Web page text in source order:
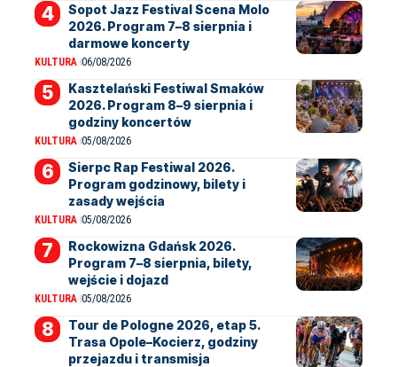
Sopot Jazz Festival Scena Molo
2026. Program 7–8 sierpnia i
darmowe koncerty
KULTURA 06/08/2026
Kasztelański Festiwal Smaków
2026. Program 8–9 sierpnia i
godziny koncertów
KULTURA 05/08/2026
Sierpc Rap Festiwal 2026.
Program godzinowy, bilety i
zasady wejścia
KULTURA 05/08/2026
Rockowizna Gdańsk 2026.
Program 7–8 sierpnia, bilety,
wejście i dojazd
KULTURA 05/08/2026
Tour de Pologne 2026, etap 5.
Trasa Opole–Kocierz, godziny
przejazdu i transmisja